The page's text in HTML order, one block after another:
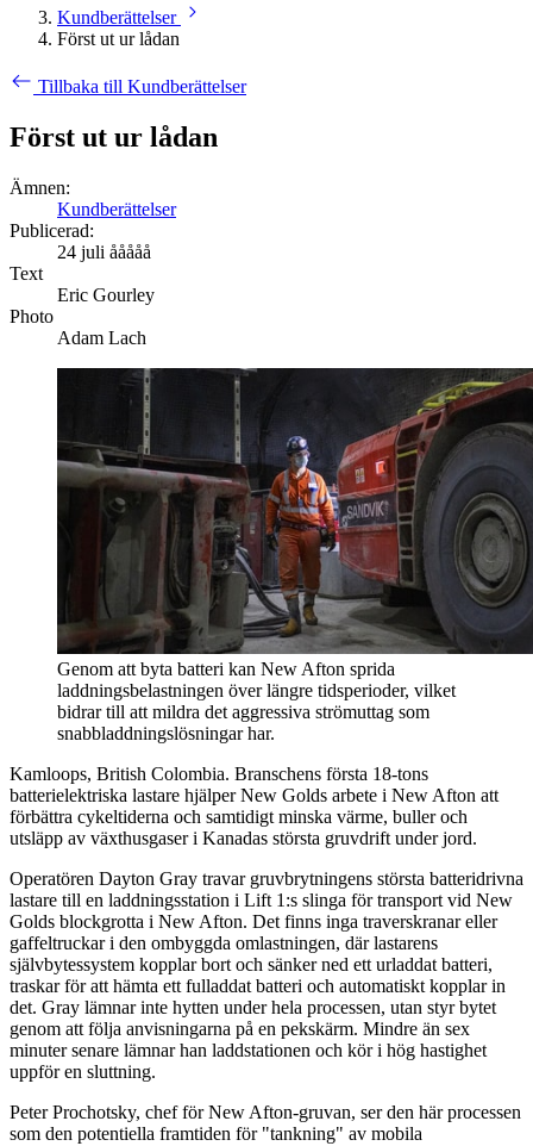
Kundberättelser
Först ut ur lådan
Tillbaka till Kundberättelser
Först ut ur lådan
Ämnen:
Kundberättelser
Publicerad:
24 juli ååååå
Text
Eric Gourley
Photo
Adam Lach
Genom att byta batteri kan New Afton sprida
laddningsbelastningen över längre tidsperioder, vilket
bidrar till att mildra det aggressiva strömuttag som
snabbladdningslösningar har.
Kamloops, British Colombia. Branschens första 18-tons
batterielektriska lastare hjälper New Golds arbete i New Afton att
förbättra cykeltiderna och samtidigt minska värme, buller och
utsläpp av växthusgaser i Kanadas största gruvdrift under jord.
Operatören Dayton Gray travar gruvbrytningens största batteridrivna
lastare till en laddningsstation i Lift 1:s slinga för transport vid New
Golds blockgrotta i New Afton. Det finns inga traverskranar eller
gaffeltruckar i den ombyggda omlastningen, där lastarens
självbytessystem kopplar bort och sänker ned ett urladdat batteri,
traskar för att hämta ett fulladdat batteri och automatiskt kopplar in
det. Gray lämnar inte hytten under hela processen, utan styr bytet
genom att följa anvisningarna på en pekskärm. Mindre än sex
minuter senare lämnar han laddstationen och kör i hög hastighet
uppför en sluttning.
Peter Prochotsky, chef för New Afton-gruvan, ser den här processen
som den potentiella framtiden för "tankning" av mobila